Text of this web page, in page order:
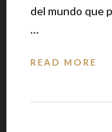
del mundo que
…
READ MORE